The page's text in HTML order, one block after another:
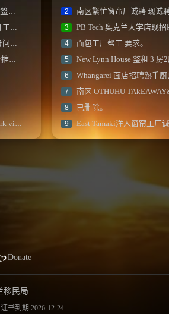
？
？
？
？
吗？
2 南区繁忙窗帘厂诚聘 现诚
3 PB Tech 奥克兰大学店现招聘1名
4 面包工厂帮工 要求。
5 New Lynn House 整租 3 房2厅 步行
6 Whangarei 面店招聘熟手厨师,有面
7 南区 OTHUHU
8 已删除。
9 East Tamaki洋人窗帘工厂诚
Donate
移民局
证书到期 2026-12-24